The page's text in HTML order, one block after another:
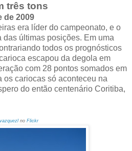
três tons
de 2009
era líder do campeonato, e o
últimas posições. Em uma
todos os prognósticos
escapou da degola em
com 28 pontos somados em
os cariocas só aconteceu na
do então centenário Coritiba,
no Flickr